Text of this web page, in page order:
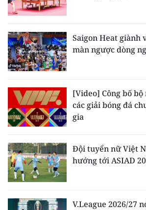
Saigon Heat giành
màn ngược dòng
[Video] Công bố
các giải bóng đá
gia
Đội tuyển nữ Việt
hướng tới ASIAD
V.League 2026/27